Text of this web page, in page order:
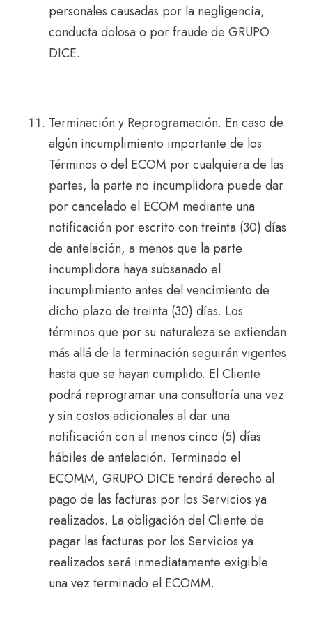
personales causadas por la negligencia,
conducta dolosa o por fraude de GRUPO
DICE.
Terminación y Reprogramación. En caso de
algún incumplimiento importante de los
Términos o del ECOM por cualquiera de las
partes, la parte no incumplidora puede dar
por cancelado el ECOM mediante una
notificación por escrito con treinta (30) días
de antelación, a menos que la parte
incumplidora haya subsanado el
incumplimiento antes del vencimiento de
dicho plazo de treinta (30) días. Los
términos que por su naturaleza se extiendan
más allá de la terminación seguirán vigentes
hasta que se hayan cumplido. El Cliente
podrá reprogramar una consultoría una vez
y sin costos adicionales al dar una
notificación con al menos cinco (5) días
hábiles de antelación. Terminado el
ECOMM, GRUPO DICE tendrá derecho al
pago de las facturas por los Servicios ya
realizados. La obligación del Cliente de
pagar las facturas por los Servicios ya
realizados será inmediatamente exigible
una vez terminado el ECOMM.